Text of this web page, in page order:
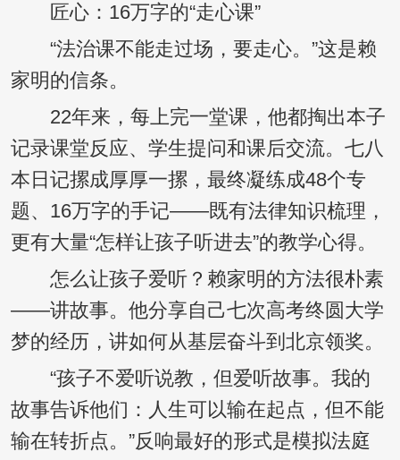
匠心：16万字的“走心课”
“法治课不能走过场，要走心。”这是赖
家明的信条。
22年来，每上完一堂课，他都掏出本子
记录课堂反应、学生提问和课后交流。七八
本日记摞成厚厚一摞，最终凝练成48个专
题、16万字的手记——既有法律知识梳理，
更有大量“怎样让孩子听进去”的教学心得。
怎么让孩子爱听？赖家明的方法很朴素
——讲故事。他分享自己七次高考终圆大学
梦的经历，讲如何从基层奋斗到北京领奖。
“孩子不爱听说教，但爱听故事。我的
故事告诉他们：人生可以输在起点，但不能
输在转折点。”反响最好的形式是模拟法庭